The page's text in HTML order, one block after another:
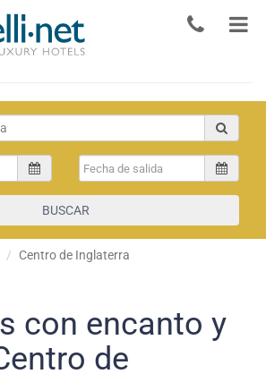
BUSCAR
Centro de Inglaterra
con encanto y
de